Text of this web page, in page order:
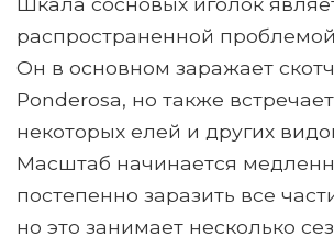
распространенной
Он в основном заражает
Ponderosa, но также
некоторых елей и других
Масштаб начинается
постепенно заразить все
но это занимает несколько